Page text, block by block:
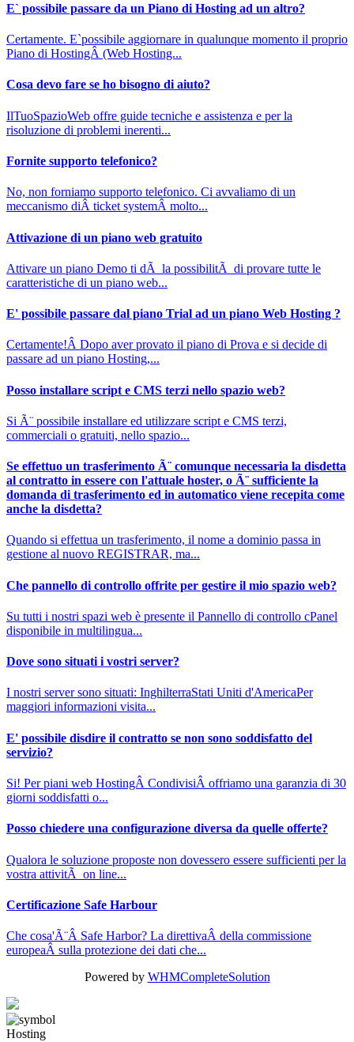
E` possibile passare da un Piano di Hosting ad un altro?
Certamente. E`possibile aggiornare in qualunque momento il proprio
Piano di HostingÂ (Web Hosting...
Cosa devo fare se ho bisogno di aiuto?
IlTuoSpazioWeb offre guide tecniche e assistenza e per la
risoluzione di problemi inerenti...
Fornite supporto telefonico?
No, non forniamo supporto telefonico. Ci avvaliamo di un
meccanismo diÂ ticket systemÂ molto...
Attivazione di un piano web gratuito
Attivare un piano Demo ti dÃ la possibilitÃ di provare tutte le
caratteristiche di un piano web...
E' possibile passare dal piano Trial ad un piano Web Hosting ?
Certamente!Â Dopo aver provato il piano di Prova e si decide di
passare ad un piano Hosting,...
Posso installare script e CMS terzi nello spazio web?
Si Ã¨ possibile installare ed utilizzare script e CMS terzi,
commerciali o gratuiti, nello spazio...
Se effettuo un trasferimento Ã¨ comunque necessaria la disdetta
al contratto in essere con l'attuale hoster, o Ã¨ sufficiente la
domanda di trasferimento ed in automatico viene recepita come
anche la disdetta?
Quando si effettua un trasferimento, il nome a dominio passa in
gestione al nuovo REGISTRAR, ma...
Che pannello di controllo offrite per gestire il mio spazio web?
Su tutti i nostri spazi web è presente il Pannello di controllo cPanel
disponibile in multilingua...
Dove sono situati i vostri server?
I nostri server sono situati: InghilterraStati Uniti d'AmericaPer
maggiori informazioni visita...
E' possibile disdire il contratto se non sono soddisfatto del
servizio?
Si! Per piani web HostingÂ CondivisiÂ offriamo una garanzia di 30
giorni soddisfatti o...
Posso chiedere una configurazione diversa da quelle offerte?
Qualora le soluzione proposte non dovessero essere sufficienti per la
vostra attivitÃ on line...
Certificazione Safe Harbour
Che cosa'Ã¨Â Safe Harbor? La direttivaÂ della commissione
europeaÂ sulla protezione dei dati che...
Powered by WHMCompleteSolution
Hosting